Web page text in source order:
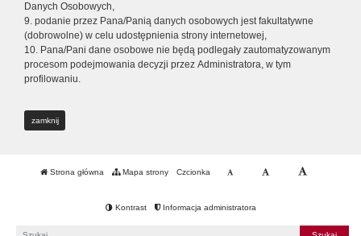
Danych Osobowych,
9. podanie przez Pana/Panią danych osobowych jest fakultatywne
(dobrowolne) w celu udostępnienia strony internetowej,
10. Pana/Pani dane osobowe nie będą podlegały zautomatyzowanym
procesom podejmowania decyzji przez Administratora, w tym
profilowaniu.
zamknij
Strona główna Mapa strony Czcionka
Kontrast Informacja administratora